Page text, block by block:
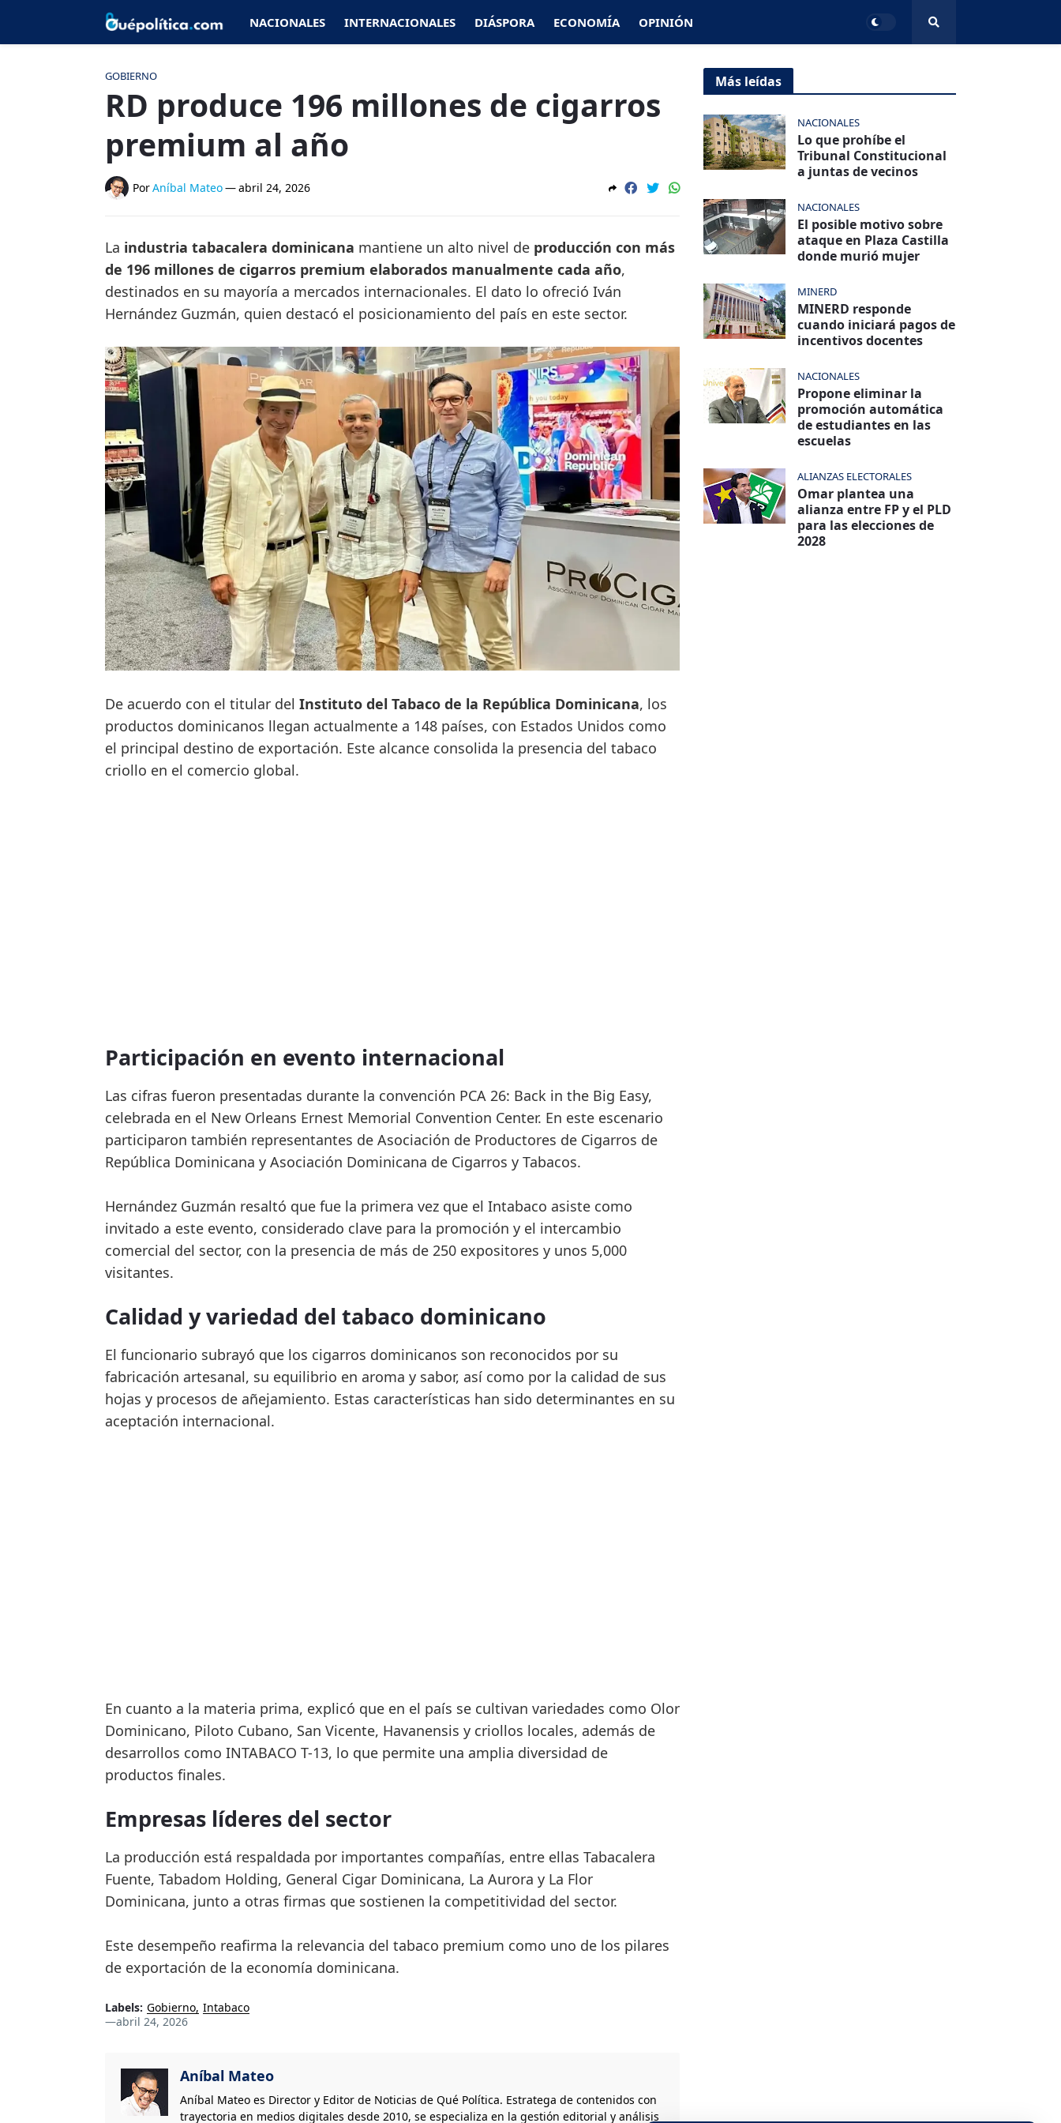
NACIONALES INTERNACIONALES DIÁSPORA ECONOMÍA OPINIÓN
GOBIERNO
RD produce 196 millones de cigarros
premium al año
PorAníbal Mateo—abril 24, 2026
La industria tabacalera dominicana mantiene un alto nivel de producción con más
de 196 millones de cigarros premium elaborados manualmente cada año,
destinados en su mayoría a mercados internacionales. El dato lo ofreció Iván
Hernández Guzmán, quien destacó el posicionamiento del país en este sector.
De acuerdo con el titular del Instituto del Tabaco de la República Dominicana, los
productos dominicanos llegan actualmente a 148 países, con Estados Unidos como
el principal destino de exportación. Este alcance consolida la presencia del tabaco
criollo en el comercio global.
Participación en evento internacional
Las cifras fueron presentadas durante la convención PCA 26: Back in the Big Easy,
celebrada en el New Orleans Ernest Memorial Convention Center. En este escenario
participaron también representantes de Asociación de Productores de Cigarros de
República Dominicana y Asociación Dominicana de Cigarros y Tabacos.
Hernández Guzmán resaltó que fue la primera vez que el Intabaco asiste como
invitado a este evento, considerado clave para la promoción y el intercambio
comercial del sector, con la presencia de más de 250 expositores y unos 5,000
visitantes.
Calidad y variedad del tabaco dominicano
El funcionario subrayó que los cigarros dominicanos son reconocidos por su
fabricación artesanal, su equilibrio en aroma y sabor, así como por la calidad de sus
hojas y procesos de añejamiento. Estas características han sido determinantes en su
aceptación internacional.
En cuanto a la materia prima, explicó que en el país se cultivan variedades como Olor
Dominicano, Piloto Cubano, San Vicente, Havanensis y criollos locales, además de
desarrollos como INTABACO T-13, lo que permite una amplia diversidad de
productos finales.
Empresas líderes del sector
La producción está respaldada por importantes compañías, entre ellas Tabacalera
Fuente, Tabadom Holding, General Cigar Dominicana, La Aurora y La Flor
Dominicana, junto a otras firmas que sostienen la competitividad del sector.
Este desempeño reafirma la relevancia del tabaco premium como uno de los pilares
de exportación de la economía dominicana.
Labels: Gobierno Intabaco
—abril 24, 2026
Aníbal Mateo
Aníbal Mateo es Director y Editor de Noticias de Qué Política. Estratega de contenidos con
trayectoria en medios digitales desde 2010, se especializa en la gestión editorial y análisis
Más leídas
NACIONALES
Lo que prohíbe el
Tribunal Constitucional
a juntas de vecinos
NACIONALES
El posible motivo sobre
ataque en Plaza Castilla
donde murió mujer
MINERD
MINERD responde
cuando iniciará pagos de
incentivos docentes
NACIONALES
Propone eliminar la
promoción automática
de estudiantes en las
escuelas
ALIANZAS ELECTORALES
Omar plantea una
alianza entre FP y el PLD
para las elecciones de
2028